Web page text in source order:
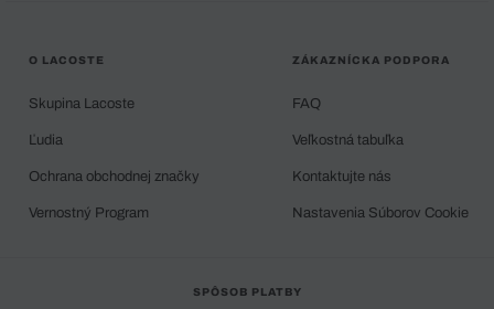
O LACOSTE
Skupina Lacoste
Ľudia
Ochrana obchodnej značky
Vernostný Program
ZÁKAZNÍCKA PODPORA
FAQ
Veľkostná tabuľka
Kontaktujte nás
Nastavenia Súborov Cookie
SPÔSOB PLATBY